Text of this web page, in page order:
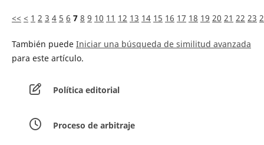
<< < 1 2 3 4 5 6 7 8 9 10 11 12 13 14 15 16 17 18 19 20 21 22 23
También puede Iniciar una búsqueda de similitud avanzada
para este artículo.
Política editorial
Proceso de arbitraje